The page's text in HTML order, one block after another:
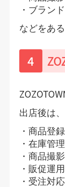
・ブラン
などをあ
4
出店後は、
・商品登録
・在庫管理
・商品撮影
・販促運用
・受注対応